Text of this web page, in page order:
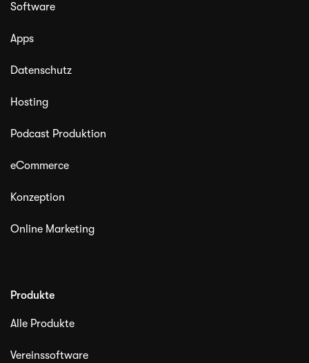
Software
Apps
Datenschutz
Hosting
Podcast Produktion
eCommerce
Konzeption
Online Marketing
Produkte
Alle Produkte
Vereinssoftware